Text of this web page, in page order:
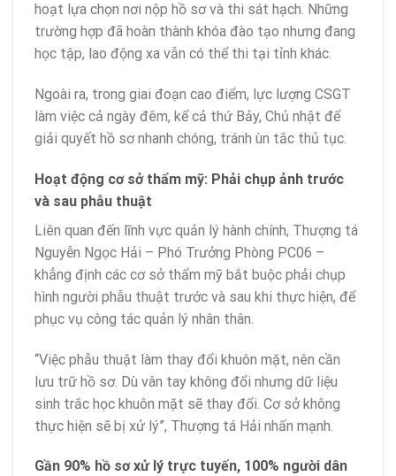
hoạt lựa chọn nơi nộp hồ sơ và thi sát hạch. Những
trường hợp đã hoàn thành khóa đào tạo nhưng đang
học tập, lao động xa vẫn có thể thi tại tỉnh khác.
Ngoài ra, trong giai đoạn cao điểm, lực lượng CSGT
làm việc cả ngày đêm, kể cả thứ Bảy, Chủ nhật để
giải quyết hồ sơ nhanh chóng, tránh ùn tắc thủ tục.
Hoạt động cơ sở thẩm mỹ: Phải chụp ảnh trước
và sau phẫu thuật
Liên quan đến lĩnh vực quản lý hành chính, Thượng tá
Nguyễn Ngọc Hải – Phó Trưởng Phòng PC06 –
khẳng định các cơ sở thẩm mỹ bắt buộc phải chụp
hình người phẫu thuật trước và sau khi thực hiện, để
phục vụ công tác quản lý nhân thân.
“Việc phẫu thuật làm thay đổi khuôn mặt, nên cần
lưu trữ hồ sơ. Dù vân tay không đổi nhưng dữ liệu
sinh trắc học khuôn mặt sẽ thay đổi. Cơ sở không
thực hiện sẽ bị xử lý”, Thượng tá Hải nhấn mạnh.
Gần 90% hồ sơ xử lý trực tuyến, 100% người dân